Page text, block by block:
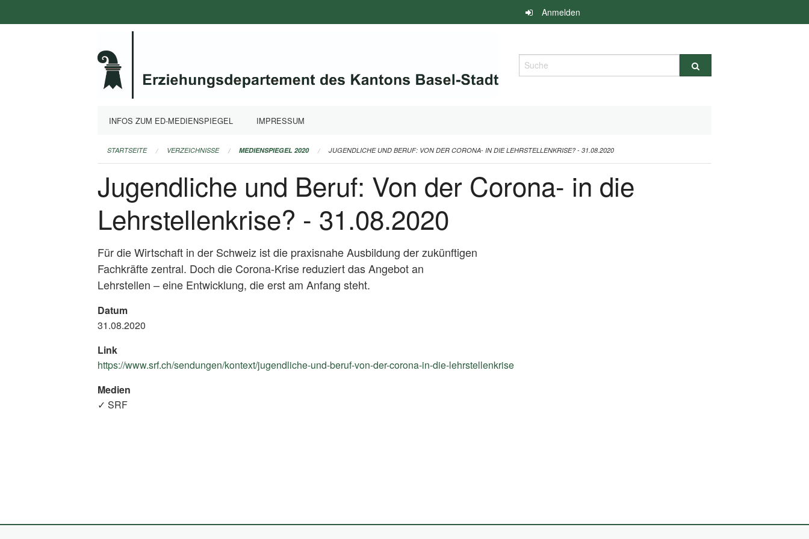
überspringen
Anmelden
Suche
INFOS ZUM ED-MEDIENSPIEGEL IMPRESSUM
STARTSEITE VERZEICHNISSE MEDIENSPIEGEL 2020 JUGENDLICHE UND BERUF: VON DER CORONA- IN DIE LEHRSTELLENKRISE? - 31.08.2020
Jugendliche und Beruf: Von der Corona- in die
Lehrstellenkrise? - 31.08.2020
Für die Wirtschaft in der Schweiz ist die praxisnahe Ausbildung der zukünftigen
Fachkräfte zentral. Doch die Corona-Krise reduziert das Angebot an
Lehrstellen – eine Entwicklung, die erst am Anfang steht.
Datum
31.08.2020
Link
https://www.srf.ch/sendungen/kontext/jugendliche-und-beruf-von-der-corona-in-die-lehrstellenkrise
Medien
✓ SRF